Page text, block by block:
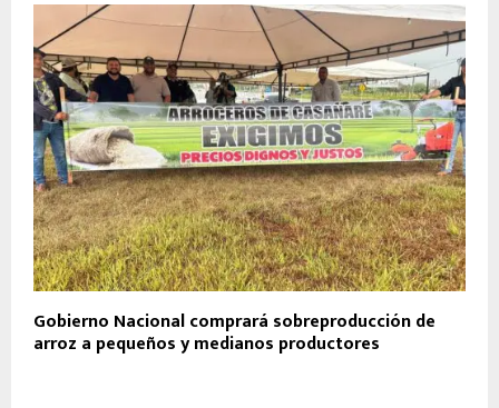
Gobierno Nacional comprará sobreproducción de
arroz a pequeños y medianos productores